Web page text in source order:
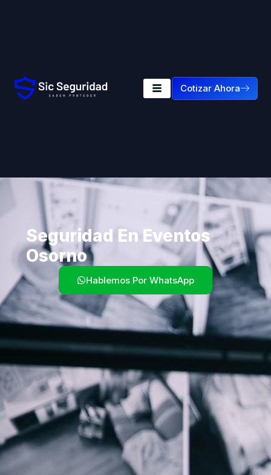
Cotizar Ahora
Seguridad En Eventos
Osorno
Hablemos Por WhatsApp